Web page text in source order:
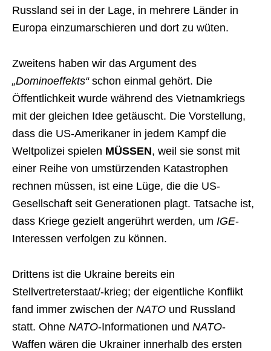
Russland sei in der Lage, in mehrere Länder in
Europa einzumarschieren und dort zu wüten.
Zweitens haben wir das Argument des
„Dominoeffekts“schon einmal gehört. Die
Öffentlichkeit wurde während des Vietnamkriegs
mit der gleichen Idee getäuscht. Die Vorstellung,
dass die US-Amerikaner in jedem Kampf die
Weltpolizei spielen MÜSSEN, weil sie sonst mit
einer Reihe von umstürzenden Katastrophen
rechnen müssen, ist eine Lüge, die die US-
Gesellschaft seit Generationen plagt. Tatsache ist,
dass Kriege gezielt angerührt werden, um IGE-
Interessen verfolgen zu können.
Drittens ist die Ukraine bereits ein
Stellvertreterstaat/-krieg; der eigentliche Konflikt
fand immer zwischen der NATO und Russland
statt. Ohne NATO-Informationen und NATO-
Waffen wären die Ukrainer innerhalb des ersten